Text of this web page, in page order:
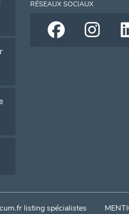
RÉSEAUX SOCIAUX
listing spécialistes